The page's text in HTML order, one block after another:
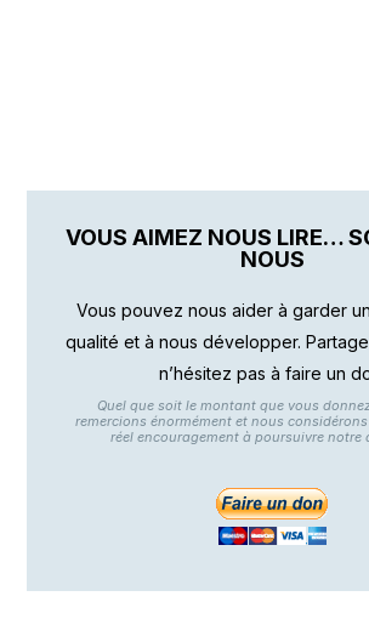
VOUS AIMEZ NOUS LIRE…
NOUS
Vous pouvez nous aider à garder
qualité et à nous développer.
n’hésitez pas à faire un
Quel que soit le montant que vous
remercions énormément et nous
réel encouragement à poursuivre notre